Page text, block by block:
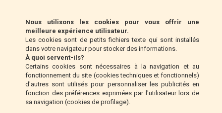
Nous utilisons les cookies pour vous offrir une
meilleure expérience utilisateur.
Les cookies sont de petits fichiers texte qui sont installés
dans votre navigateur pour stocker des informations.
À quoi servent-ils?
Certains cookies sont nécessaires à la navigation et au
fonctionnement du site (cookies techniques et fonctionnels)
d'autres sont utilisés pour personnaliser les publicités en
fonction des préférences exprimées par l'utilisateur lors de
sa navigation (cookies de profilage).
Klarna (UE uniquement)
Mandat postal (Italie uniquement)
Paiement à la livraison (Italie uniquement)